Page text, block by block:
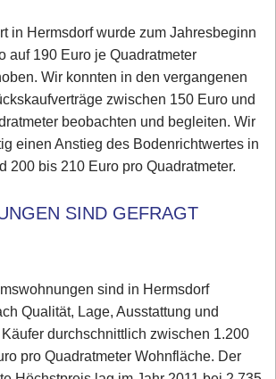
in Hermsdorf wurde zum Jahresbeginn
auf 190 Euro je Quadratmeter
Wir konnten in den vergangenen
zwischen 150 Euro und
beobachten und begleiten. Wir
einen Anstieg des Bodenrichtwertes in
200 bis 210 Euro pro Quadratmeter.
SIND GEFRAGT
sind in Hermsdorf
Qualität, Lage, Ausstattung und
durchschnittlich zwischen 1.200
pro Quadratmeter Wohnfläche. Der